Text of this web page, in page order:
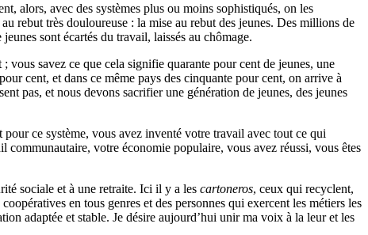
alors, avec des systèmes plus ou moins sophistiqués, on les
rebut très douloureuse : la mise au rebut des jeunes. Des millions de
sont écartés du travail, laissés au chômage.
vous savez ce que cela signifie quarante pour cent de jeunes, une
cent, et dans ce même pays des cinquante pour cent, on arrive à
pas, et nous devons sacrifier une génération de jeunes, des jeunes
ce système, vous avez inventé votre travail avec tout ce qui
votre économie populaire, vous avez réussi, vous êtes
sociale et à une retraite. Ici il y a les cartoneros, ceux qui recyclent,
en tous genres et des personnes qui exercent les métiers les
adaptée et stable. Je désire aujourd’hui unir ma voix à la leur et les